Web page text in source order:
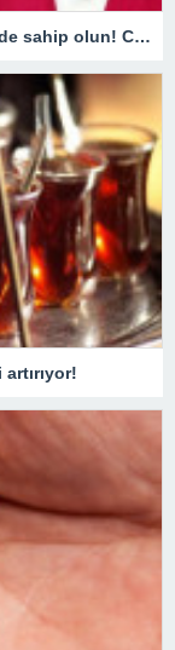
Canan Karatay’ın tarifiyle pürüzsüz bir cilde sahip olun! Cilt temizleme ürünlerine gerek kalmadı! 1 bardak suya…